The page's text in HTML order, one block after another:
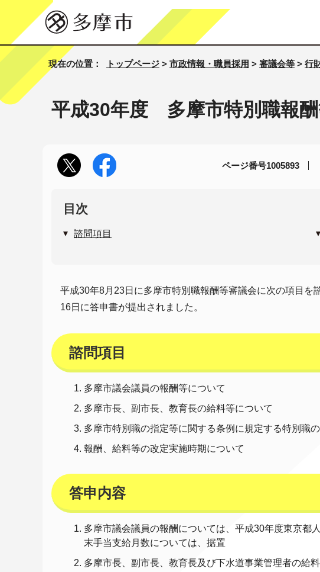
現在の位置： トップページ > 市政情報・職員採用 > 審議会等 > 行
平成30年度 多摩市特別職報
ページ番号1005893
目次
諮問項目
平成30年8月23日に多摩市特別職報酬等審議会に次の項目を
16日に答申書が提出されました。
諮問項目
多摩市議会議員の報酬等について
多摩市長、副市長、教育長の給料等について
多摩市特別職の指定等に関する条例に規定する特別職
報酬、給料等の改定実施時期について
答申内容
多摩市議会議員の報酬については、平成30年度東京都
末手当支給月数については、据置
多摩市長、副市長、教育長及び下水道事業管理者の給